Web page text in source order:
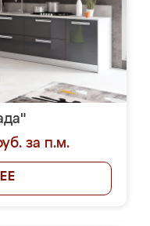
за п.м.